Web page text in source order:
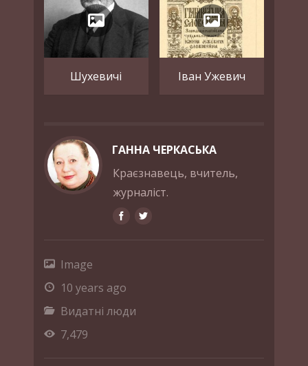
Шухевичі Іван Ужевич
ГАННА ЧЕРКАСЬКА
Краєзнавець, вчитель,
журналіст.
Image
10 years ago
Видатні люди
7,479